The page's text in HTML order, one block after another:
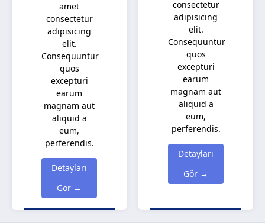
amet
consectetur
adipisicing
elit.
Consequuntur
quos
excepturi
earum
magnam aut
aliquid a
eum,
perferendis.
Detayları
Gör →
consectetur
adipisicing
elit.
Consequuntur
quos
excepturi
earum
magnam aut
aliquid a
eum,
perferendis.
Detayları
Gör →